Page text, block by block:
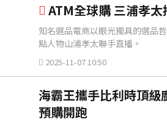
下週汽油、柴油維持不調整
6分鐘
ATM全球購 三浦孝
知名選品電商以眼光獨具的選品
點人物山浦孝太聯手直播。
2025-11-07 10:50
海霸王攜手比利時頂
預購開跑